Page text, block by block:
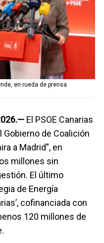
en rueda de prensa
El PSOE Canarias
de Coalición
a Madrid”, en
millones sin
El último
de Energía
cofinanciada con
120 millones de